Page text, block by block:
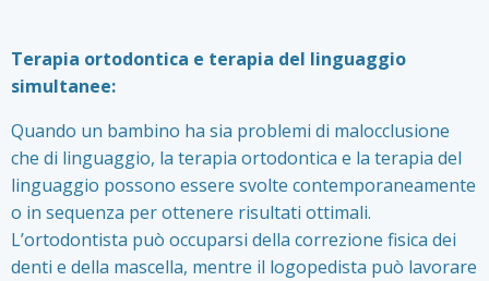
Terapia ortodontica e terapia del linguaggio
simultanee:
Quando un bambino ha sia problemi di malocclusione
che di linguaggio, la terapia ortodontica e la terapia del
linguaggio possono essere svolte contemporaneamente
o in sequenza per ottenere risultati ottimali.
L’ortodontista può occuparsi della correzione fisica dei
denti e della mascella, mentre il logopedista può lavorare